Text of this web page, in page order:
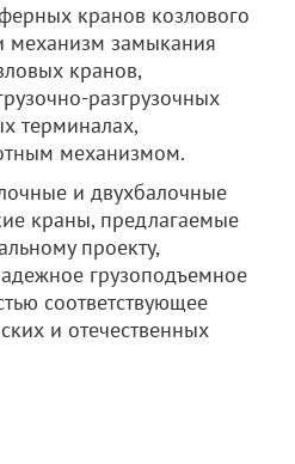
кранов козлового
механизм замыкания
кранов,
разгрузочных
терминалах,
механизмом.
и двухбалочные
краны, предлагаемые
проекту,
грузоподъемное
соответствующее
и отечественных